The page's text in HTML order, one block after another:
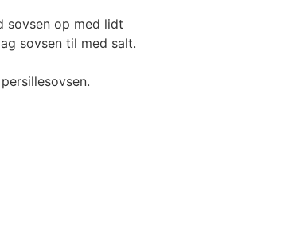
sovsen op med lidt
sovsen til med salt.